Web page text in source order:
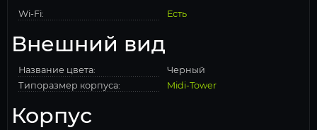
Wi-Fi: Есть
Внешний вид
Название цвета:
Черный
Типоразмер корпуса:
Midi-Tower
Корпус